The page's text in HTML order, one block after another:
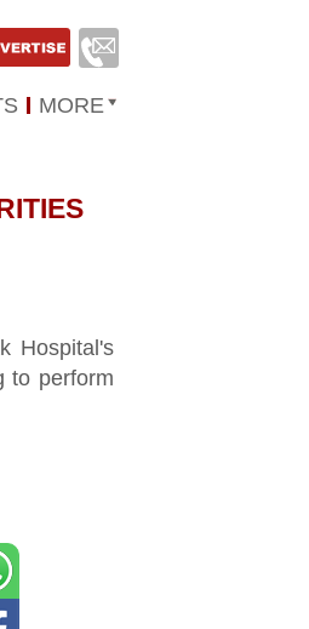
MORE
Hospital's
to perform